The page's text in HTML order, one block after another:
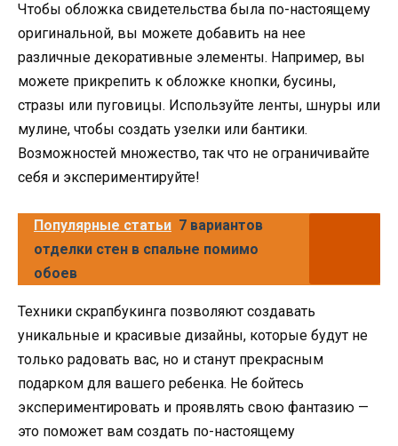
Чтобы обложка свидетельства была по-настоящему
оригинальной, вы можете добавить на нее
различные декоративные элементы. Например, вы
можете прикрепить к обложке кнопки, бусины,
стразы или пуговицы. Используйте ленты, шнуры или
мулине, чтобы создать узелки или бантики.
Возможностей множество, так что не ограничивайте
себя и экспериментируйте!
Популярные статьи 7 вариантов
отделки стен в спальне помимо
обоев
Техники скрапбукинга позволяют создавать
уникальные и красивые дизайны, которые будут не
только радовать вас, но и станут прекрасным
подарком для вашего ребенка. Не бойтесь
экспериментировать и проявлять свою фантазию —
это поможет вам создать по-настоящему